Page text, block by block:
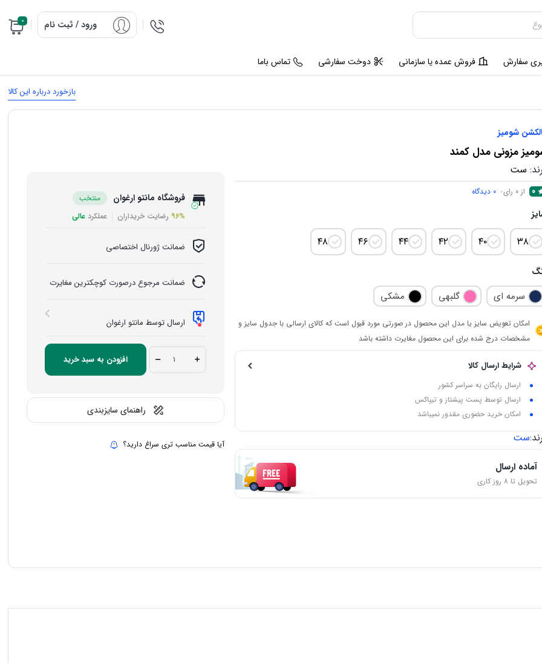
ورود / ثبت نام 0
سفارش فروش عمده یا سازمانی دوخت سفارشی تماس باما
بازخورد درباره این کالا
شومیز
مزونی مدل کمند
ست
0 از 0 رای 0 دیدگاه
۳۸ ۴۰ ۴۲ ۴۴ ۴۶ ۴۸
سرمه ای گلبهی مشکی
امکان تعویض سایز یا مدل این محصول در صورتی مورد قبول است که کالای ارسالی با جدول سایز و
مشخصات درج شده برای این محصول مغایرت داشته باشد
شرایط ارسال کالا
ارسال رایگان به سراسر کشور
ارسال توسط پست پیشتاز و تیپاکس
امکان خرید حضوری مقدور نمیباشد
ست
آماده ارسال
تحویل تا 8 روز کاری
فروشگاه مانتو ارغوان
منتخب
96% رضایت خریداران عملکرد عالی
ضمانت ژورنال اختصاصی
ضمانت مرجوع درصورت کوچکترین مغایرت
ارسال توسط مانتو ارغوان
شومیز
مزونی
quantity
افزودن به سبد خرید
راهنمای سایزبندی
آیا قیمت مناسب تری سراغ دارید؟